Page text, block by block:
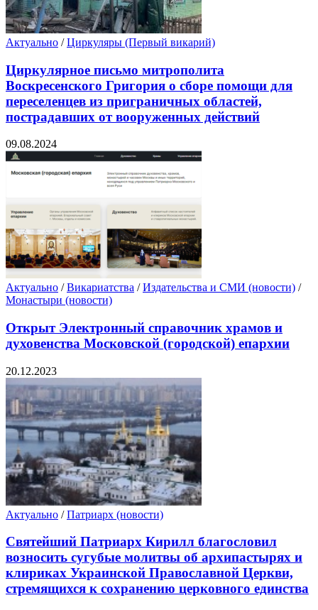
Актуально /Циркуляры (Первый викарий)
Циркулярное письмо митрополита
Воскресенского Григория о сборе помощи для
переселенцев из приграничных областей,
пострадавших от вооруженных действий
09.08.2024
Актуально /Викариатства /Издательства и СМИ (новости) /
Монастыри (новости)
Открыт Электронный справочник храмов и
духовенства Московской (городской) епархии
20.12.2023
Актуально /Патриарх (новости)
Святейший Патриарх Кирилл благословил
возносить сугубые молитвы об архипастырях и
клириках Украинской Православной Церкви,
стремящихся к сохранению церковного единства